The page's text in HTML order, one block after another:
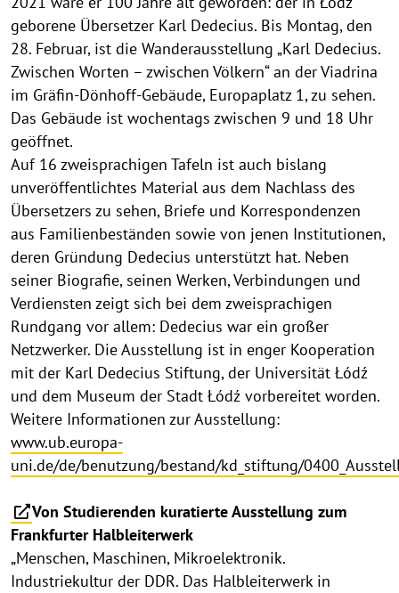
geborene Übersetzer Karl Dedecius. Bis Montag, den
28. Februar, ist die Wanderausstellung „Karl Dedecius.
Zwischen Worten – zwischen Völkern“ an der Viadrina
im Gräfin-Dönhoff-Gebäude, Europaplatz 1, zu sehen.
Das Gebäude ist wochentags zwischen 9 und 18 Uhr
geöffnet.
Auf 16 zweisprachigen Tafeln ist auch bislang
unveröffentlichtes Material aus dem Nachlass des
Übersetzers zu sehen, Briefe und Korrespondenzen
aus Familienbeständen sowie von jenen Institutionen,
deren Gründung Dedecius unterstützt hat. Neben
seiner Biografie, seinen Werken, Verbindungen und
Verdiensten zeigt sich bei dem zweisprachigen
Rundgang vor allem: Dedecius war ein großer
Netzwerker. Die Ausstellung ist in enger Kooperation
mit der Karl Dedecius Stiftung, der Universität Łódź
und dem Museum der Stadt Łódź vorbereitet worden.
Weitere Informationen zur Ausstellung:
www.ub.europa-
uni.de/de/benutzung/bestand/kd_stiftung/
Von Studierenden kuratierte Ausstellung zum
Frankfurter Halbleiterwerk
„Menschen, Maschinen, Mikroelektronik.
Industriekultur der DDR. Das Halbleiterwerk in